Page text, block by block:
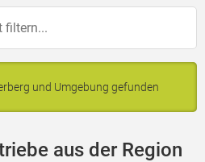
und Umgebung gefunden
aus der Region